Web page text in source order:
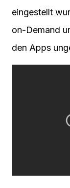
eingestellt
on-Demand
den Apps